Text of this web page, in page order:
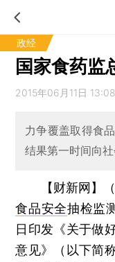
政经
国家食药监
2015年06月11日 13:08
力争覆盖取得食
结果第一时间向
【财新网】
食品安全抽检监
日印发《关于做
意见》（以下简